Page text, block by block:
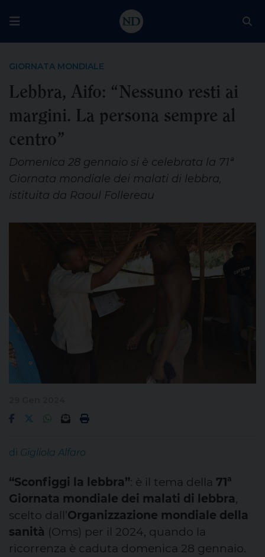
GIORNATA MONDIALE
Lebbra, Aifo: “Nessuno resti ai
margini. La persona sempre al
centro”
Domenica 28 gennaio si è celebrata la 71ª
Giornata mondiale dei malati di lebbra,
istituita da Raoul Follereau
di Gigliola Alfaro
“Sconfiggi la lebbra”: è il tema della 71ª
Giornata mondiale dei malati di lebbra,
scelto dall’Organizzazione mondiale della
sanità (Oms) per il 2024, quando la
ricorrenza è caduta domenica 28 gennaio.